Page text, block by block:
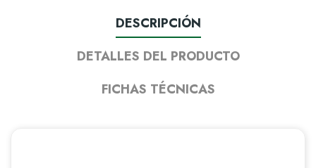
DESCRIPCIÓN
DETALLES DEL PRODUCTO
FICHAS TÉCNICAS